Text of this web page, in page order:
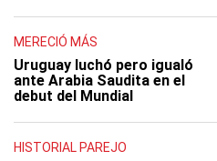
MERECIÓ MÁS
Uruguay luchó pero igualó
ante Arabia Saudita en el
debut del Mundial
HISTORIAL PAREJO